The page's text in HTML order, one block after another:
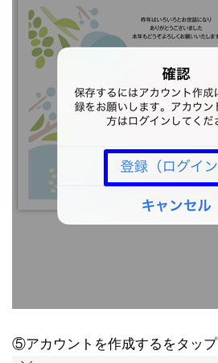
⑤アカウントを作成するをタップ